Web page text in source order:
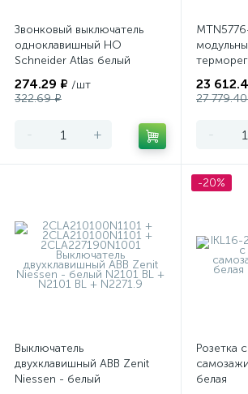
Звонковый выключатель
одноклавишный НО
Schneider Atlas белый
274.29 ₽ /шт
322.69 ₽
- +
23
27
-
Выключатель
двухклавишный ABB Zenit
Niessen - белый
-20%
Розетка
белая